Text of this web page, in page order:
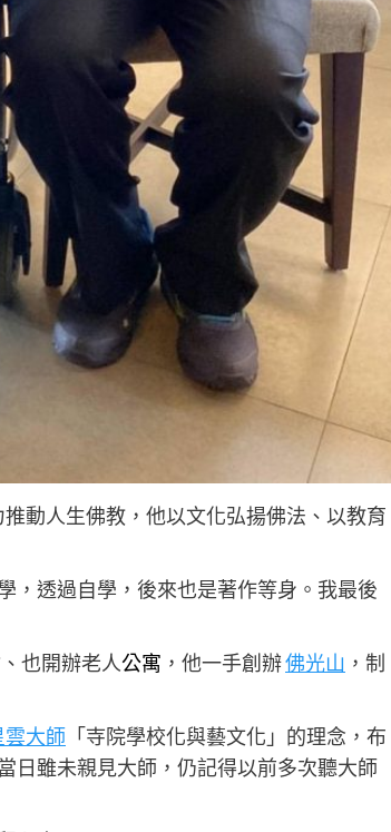
推動人生佛教，他以文化弘揚佛法、以教育
，透過自學，後來也是著作等身。我最後
也開辦老人公寓 ，他一手創辦佛光山 ，制
雲大師 「寺院學校化與藝文化」的理念，布
日雖未親見大師，仍記得以前多次聽大師